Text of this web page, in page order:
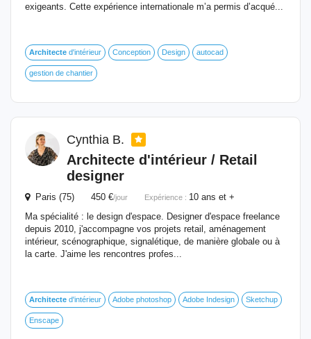
exigeants. Cette expérience internationale m’a permis d’acqué...
Architecte d'intérieur Conception Design autocad
gestion de chantier
Cynthia B.
Architecte d'intérieur / Retail
designer
Paris (75) 450 €/jour Expérience : 10 ans et +
Ma spécialité : le design d'espace. Designer d'espace freelance
depuis 2010, j'accompagne vos projets retail, aménagement
intérieur, scénographique, signalétique, de manière globale ou à
la carte. J'aime les rencontres profes...
Architecte d'intérieur Adobe photoshop Adobe Indesign Sketchup
Enscape